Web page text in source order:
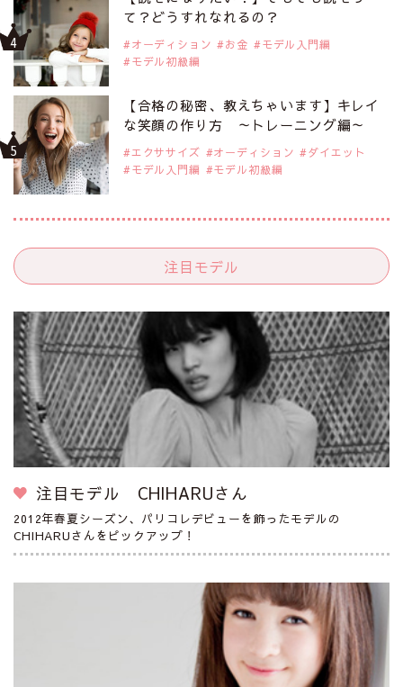
て？どうすれなれるの？
オーディション お金
モデル入門編
モデル初級編
【合格の秘密、教えちゃいます】キレイ
な笑顔の作り方 ～トレーニング編～
エクササイズ オーディション
ダイエット
モデル入門編
モデル初級編
注目モデル
注目モデル CHIHARUさん
2012年春夏シーズン、パリコレデビューを飾ったモデルの
CHIHARUさんをピックアップ！